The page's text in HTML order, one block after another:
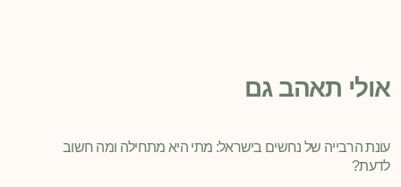
אולי תאהב גם
עונת הרבייה של נחשים בישראל: מתי היא מתחילה ומה חשוב
לדעת?